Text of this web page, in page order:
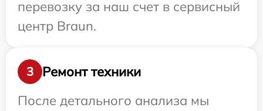
перевозку за наш счет в сервисный
центр Braun.
3
Ремонт техники
После детального анализа мы